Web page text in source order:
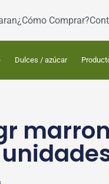
¿Cómo Comprar?
Dulces / azúcar
marron